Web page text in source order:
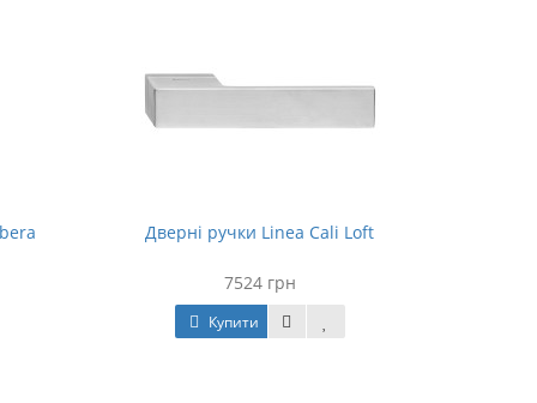
Дверні ручки Linea Cali Loft
7524 грн
Купити